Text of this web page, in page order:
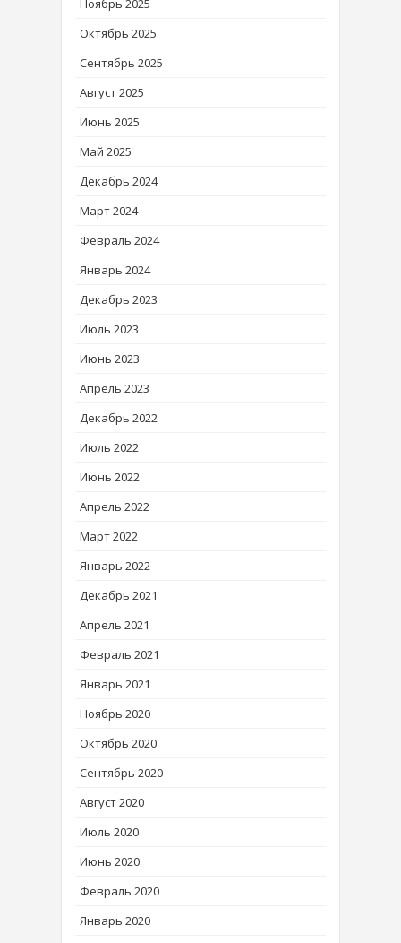
Ноябрь 2025
Октябрь 2025
Сентябрь 2025
Август 2025
Июнь 2025
Май 2025
Декабрь 2024
Март 2024
Февраль 2024
Январь 2024
Декабрь 2023
Июль 2023
Июнь 2023
Апрель 2023
Декабрь 2022
Июль 2022
Июнь 2022
Апрель 2022
Март 2022
Январь 2022
Декабрь 2021
Апрель 2021
Февраль 2021
Январь 2021
Ноябрь 2020
Октябрь 2020
Сентябрь 2020
Август 2020
Июль 2020
Июнь 2020
Февраль 2020
Январь 2020